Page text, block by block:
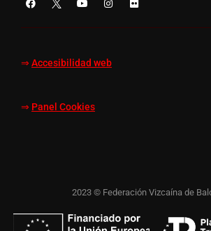
⇒ Accesibilidad web
⇒ Panel Cookies
2023 © Federación Vizcaína de